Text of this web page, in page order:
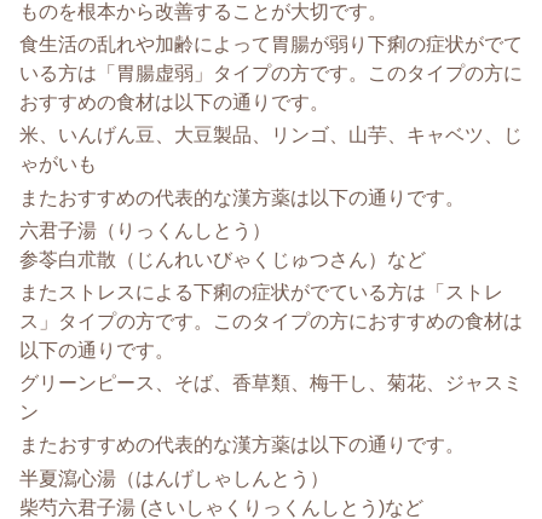
ものを根本から改善することが大切です。
食生活の乱れや加齢によって胃腸が弱り下痢の症状がでて
いる方は 「胃腸虚弱」タイプの方です。
このタイプの方に
おすすめの食材は以下の通りです。
米、いんげん豆、大豆製品、リンゴ、山芋、キャベツ、じ
ゃがいも
またおすすめの代表的な漢方薬は以下の通りです。
六君子湯（りっくんしとう）
参苓白朮散（じんれいびゃくじゅつさん）など
またストレスによる下痢の症状がでている方は「ストレ
ス」
タイプの方です。
このタイプの方におすすめの食材は
以下の通りです。
グリーンピース、そば、香草類、梅干し、菊花、ジャスミ
ン
またおすすめの代表的な漢方薬は以下の通りです。
半夏瀉心湯（はんげしゃしんとう）
柴芍六君子湯 (さいしゃくりっくんしとう)など